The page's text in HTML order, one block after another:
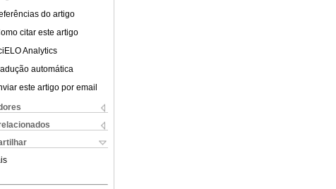
do artigo
citar este artigo
Analytics
automática
este artigo por email